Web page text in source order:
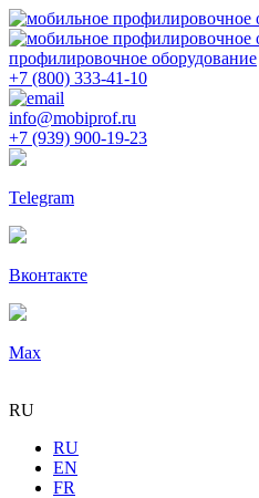
профилировочное оборудование
+7 (800) 333-41-10
info@mobiprof.ru
+7 (939) 900-19-23
Telegram
Вконтакте
Max
RU
RU
EN
FR